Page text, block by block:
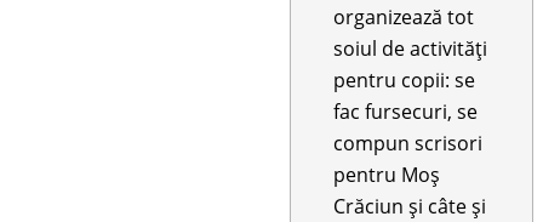
organizează tot
soiul de activități
pentru copii: se
fac fursecuri, se
compun scrisori
pentru Moș
Crăciun și câte și